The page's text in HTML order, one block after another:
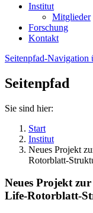
Institut
Mitglieder
Forschung
Kontakt
Seitenpfad-Navigation
Seitenpfad
Sie sind hier:
Start
Institut
Neues Projekt
Rotorblatt-
Neues Projekt
Life-Rotorblatt-